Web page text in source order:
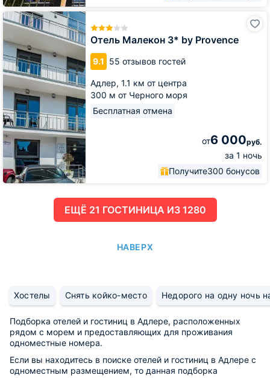
Отель Малекон 3* by Provence
9.1 55 отзывов гостей
Адлер, 1.1 км от центра
300 м от Черного моря
Бесплатная отмена
от6 000руб.
за 1 ночь
Получите300 бонусов
Отель
Малекон
by
Provence
ЕЩË 21 ГОСТИНИЦА ИЗ 1280
НАВЕРХ
Хостелы Снять койко-место Недорого на одну ночь
Подборка отелей и гостиниц в Адлере, расположенных
рядом с морем и предоставляющих для проживания
одноместные номера.
Если вы находитесь в поиске отелей и гостиниц в Адлере с
одноместным размещением, то данная подборка